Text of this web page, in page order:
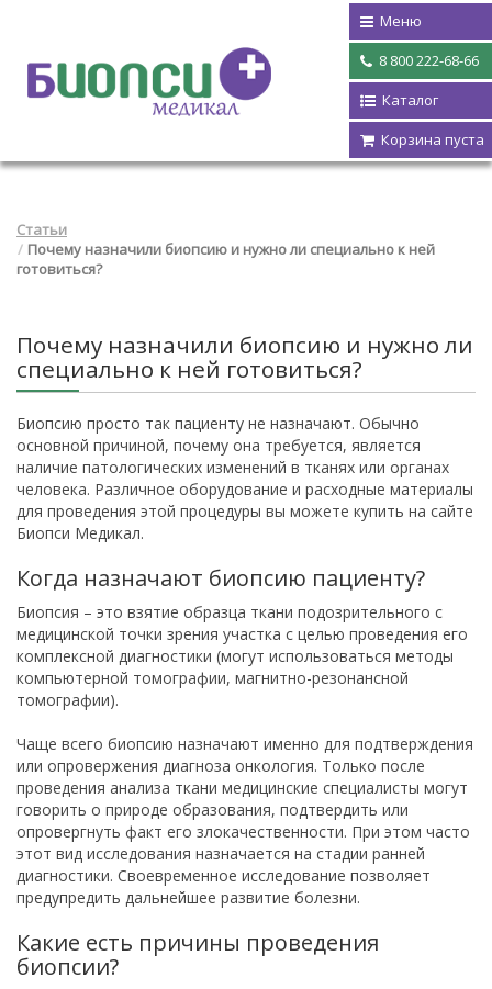
Меню
8 800 222-68-66
Каталог
Корзина пуста
Статьи
Почему назначили биопсию и нужно ли специально к ней
готовиться?
Почему назначили биопсию и нужно ли
специально к ней готовиться?
Биопсию просто так пациенту не назначают. Обычно
основной причиной, почему она требуется, является
наличие патологических изменений в тканях или органах
человека. Различное оборудование и расходные материалы
для проведения этой процедуры вы можете купить на сайте
Биопси Медикал.
Когда назначают биопсию пациенту?
Биопсия – это взятие образца ткани подозрительного с
медицинской точки зрения участка с целью проведения его
комплексной диагностики (могут использоваться методы
компьютерной томографии, магнитно-резонансной
томографии).
Чаще всего биопсию назначают именно для подтверждения
или опровержения диагноза онкология. Только после
проведения анализа ткани медицинские специалисты могут
говорить о природе образования, подтвердить или
опровергнуть факт его злокачественности. При этом часто
этот вид исследования назначается на стадии ранней
диагностики. Своевременное исследование позволяет
предупредить дальнейшее развитие болезни.
Какие есть причины проведения
биопсии?